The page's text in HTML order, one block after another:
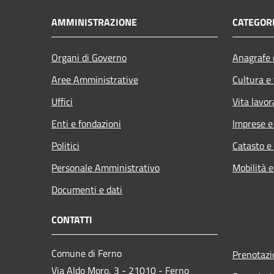
AMMINISTRAZIONE
Organi di Governo
Aree Amministrative
Uffici
Enti e fondazioni
Politici
Personale Amministrativo
Documenti e dati
Cultura
Vita
Imprese
Catasto
Mobilità
CONTATTI
Comune di Ferno
Via Aldo Moro, 3 - 21010 - Ferno